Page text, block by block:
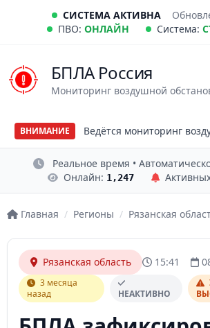
СИСТЕМА АКТИВНА
ПВО: ОНЛАЙН Система:
БПЛА Россия
Мониторинг воздушной
ВНИМАНИЕ Ведётся мониторинг
Реальное время •
Онлайн: 1,247
Главная / Регионы / Рязанская
Рязанская область 15:41
3 месяца
назад
НЕАКТИВНО